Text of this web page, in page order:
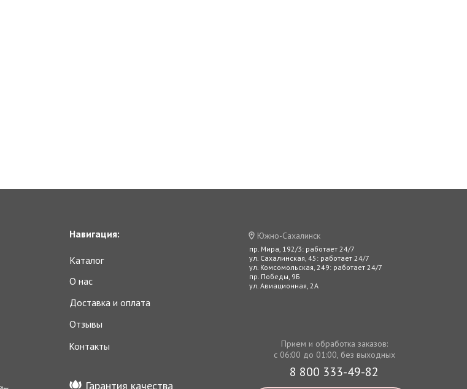
Каталог
пр. Мира, 192/3: работает 24/7
ул. Сахалинская, 45: работает 24/7
ул. Комсомольская, 249: работает 24/7
пр. Победы, 9Б
ул. Авиационная, 2А
О нас
Доставка и оплата
Отзывы
Контакты
8 800 333-49-82
Прием и обработка заказов:
с 06:00 до 01:00, без выходных
Южно-Сахалинск
Навигация:
Гарантия качества